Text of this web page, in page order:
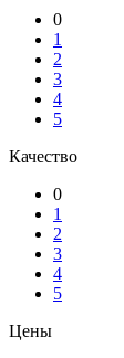
0
1
2
3
4
5
Качество
0
1
2
3
4
5
Цены